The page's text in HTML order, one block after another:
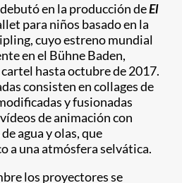
en la producción deEl
para niños basado en la
cuyo estreno mundial
en el Bühne Baden,
hasta octubre de 2017.
consisten en collages de
y fusionadas
de animación con
agua y olas, que
a una atmósfera selvática.
los proyectores se